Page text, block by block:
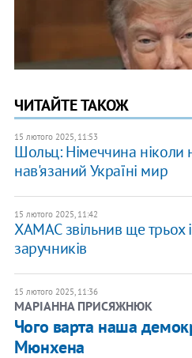
ЧИТАЙТЕ ТАКОЖ
15 лютого 2025, 11:53
Шольц: Німеччина ніколи
нав'язаний Україні мир
15 лютого 2025, 11:42
ХАМАС звільнив ще трьох
заручників
15 лютого 2025, 11:36
МАРІАННА ПРИСЯЖНЮК
​Чого варта наша
Мюнхена